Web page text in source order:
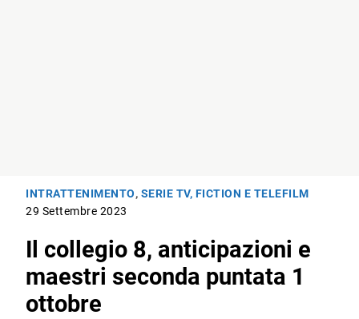
INTRATTENIMENTO, SERIE TV, FICTION E TELEFILM
29 Settembre 2023
Il collegio 8, anticipazioni e
maestri seconda puntata 1
ottobre